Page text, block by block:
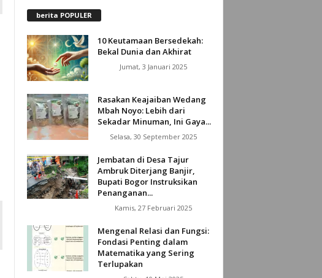
berita POPULER
10 Keutamaan Bersedekah:
Bekal Dunia dan Akhirat
Jumat, 3 Januari 2025
Rasakan Keajaiban Wedang
Mbah Noyo: Lebih dari
Sekadar Minuman, Ini Gaya...
Selasa, 30 September 2025
Jembatan di Desa Tajur
Ambruk Diterjang Banjir,
Bupati Bogor Instruksikan
Penanganan...
Kamis, 27 Februari 2025
Mengenal Relasi dan Fungsi:
Fondasi Penting dalam
Matematika yang Sering
Terlupakan